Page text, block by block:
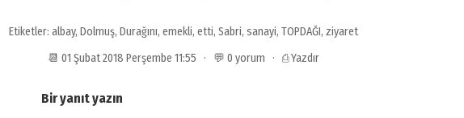
Etiketler: albay, Dolmuş, Durağını, emekli, etti, Sabri, sanayi, TOPDAĞI, ziyaret
📆 01 Şubat 2018 Perşembe 11:55 · 💬 0 yorum · ⎙ Yazdır
Bir yanıt yazın